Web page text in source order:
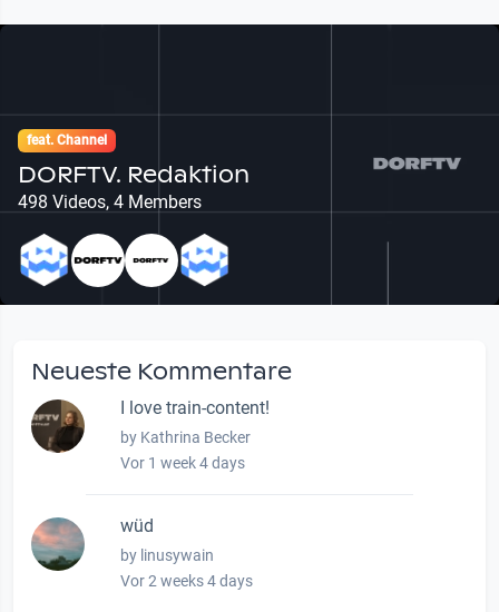
feat. Channel
DORFTV. Redaktion
498 Videos, 4 Members
Neueste Kommentare
I love train-content!
by Kathrina Becker
Vor 1 week 4 days
wüd
by linusywain
Vor 2 weeks 4 days